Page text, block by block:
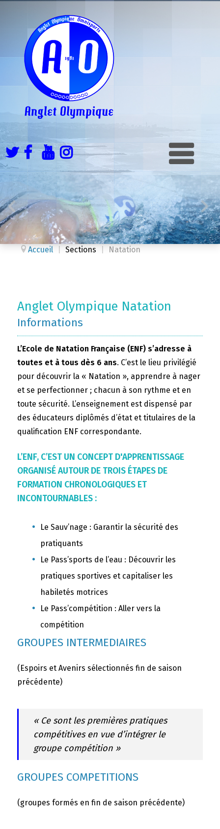
Accueil Sections Natation
Anglet Olympique Natation
Informations
L’Ecole de Natation Française (ENF) s’adresse à
toutes et à tous dès 6 ans. C’est le lieu privilégié
pour découvrir la « Natation », apprendre à nager
et se perfectionner ; chacun à son rythme et en
toute sécurité. L’enseignement est dispensé par
des éducateurs diplômés d’état et titulaires de la
qualification ENF correspondante.
L’ENF, C’EST UN CONCEPT D'APPRENTISSAGE
ORGANISÉ AUTOUR DE TROIS ÉTAPES DE
FORMATION CHRONOLOGIQUES ET
INCONTOURNABLES :
Le Sauv’nage : Garantir la sécurité des
pratiquants
Le Pass’sports de l’eau : Découvrir les
pratiques sportives et capitaliser les
habiletés motrices
Le Pass’compétition : Aller vers la
compétition
GROUPES INTERMEDIAIRES
(Espoirs et Avenirs sélectionnés fin de saison
précédente)
« Ce sont les premières pratiques
compétitives en vue d’intégrer le
groupe compétition »
GROUPES COMPETITIONS
(groupes formés en fin de saison précédente)